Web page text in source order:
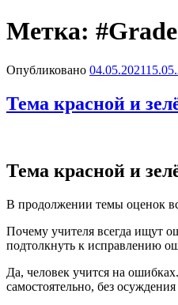
Метка:
Опубликовано 04.05.2021
Тема красной и
Тема красной и
В продолжении темы оценок
Почему учителя всегда ищут
подтолкнуть к исправлению
Да, человек учится на
самостоятельно, без